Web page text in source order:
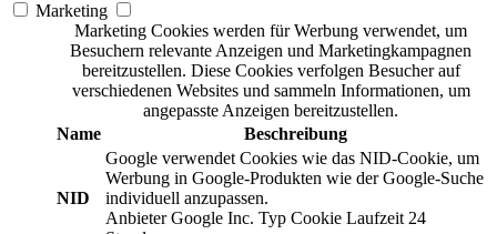
Marketing
Marketing Cookies werden für Werbung verwendet, um
Besuchern relevante Anzeigen und Marketingkampagnen
bereitzustellen. Diese Cookies verfolgen Besucher auf
verschiedenen Websites und sammeln Informationen, um
angepasste Anzeigen bereitzustellen.
Name
Beschreibung
NID
Google verwendet Cookies wie das NID-Cookie, um
Werbung in Google-Produkten wie der Google-Suche
individuell anzupassen.
Anbieter Google Inc. Typ Cookie Laufzeit 24